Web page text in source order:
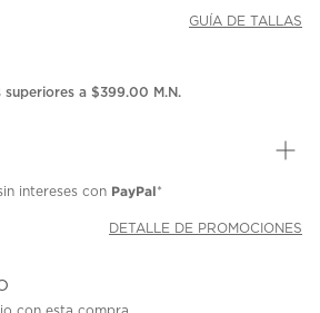
GUÍA DE TALLAS
superiores a $399.00 M.N.
intereses con PayPal*
DETALLE DE PROMOCIONES